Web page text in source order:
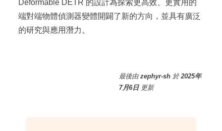
Deformable DETR 的設計為探索更高效、更實用的
端對端物體偵測器變體開闢了新的方向，並具有廣泛
的研究與應用潛力。
最後由 zephyr-sh 於 2025年
7月6日 更新